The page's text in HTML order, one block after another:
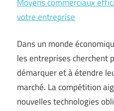
votre entreprise
Dans un monde
les entreprises cherchent
démarquer et à étendre
marché. La compétition
nouvelles technologies